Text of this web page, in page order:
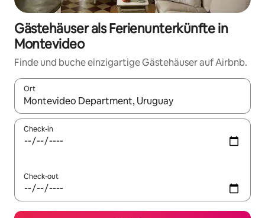
Gästehäuser als Ferienunterkünfte in
Montevideo
Finde und buche einzigartige Gästehäuser auf Airbnb.
Ort
Wenn Ergebnisse verfügbar sind, navigiere mit den
Check-in
Check-out